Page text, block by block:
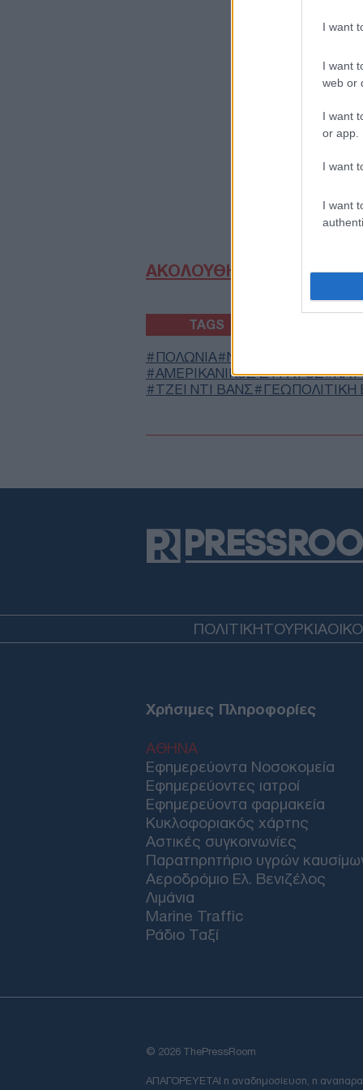
I want
I want
web or
I want
or app.
I want
I want
ΑΚΟΛΟΥΘΗΣΤΕ ΜΑΣ ΣΤΟ
TAGS
ΠΟΛΩΝΙΑ ΝΤΟΝΑΛΝΤ ΤΡΑΜΠ
ΑΜΕΡΙΚΑΝΙΚΟΣ ΣΤΡΑΤΟΣ
ΤΖΕΙ ΝΤΙ ΒΑΝΣ
ΓΕΩΠΟΛΙΤΙΚΉ
ΠΟΛΙΤΙΚΗΤΟΥΡΚΙΑ
Χρήσιμες Πληροφορίες
ΑΘΗΝΑ
Εφημερεύοντα Νοσοκομεία
Εφημερεύοντες ιατροί
Εφημερεύοντα φαρμακεία
Κυκλοφοριακός χάρτης
Αστικές συγκοινωνίες
Παρατηρητήριο υγρών
Αεροδρόμιο Ελ. Βενιζέλος
Λιμάνια
Marine Traffic
Ράδιο Ταξί
© 2026 ThePressRoom
ΑΠΑΓΟΡΕΥΕΤΑΙ η αναδημοσίευση, η